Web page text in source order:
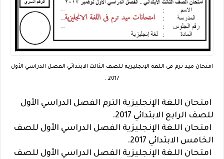
امتحان ميد ترم فى اللغة الإنجليزية للصف الثالث الابتدائي الفصل الدراسي الأول
2017 .
امتحان اللغة الإنجليزية الترم الفصل الدراسي الأول
للصف الرابع الابتدائي 2017.
امتحان اللغة الإنجليزية الفصل الدراسي الأول للصف
الخامس الابتدائي 2017.
امتحان اللغة الإنجليزية الفصل الدراسي الأول للصف